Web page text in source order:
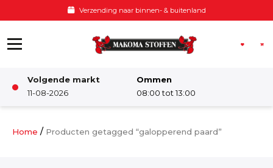
Verzending naar binnen- & buitenland
Volgende markt
11-08-2026
Ommen
08:00 tot 13:00
Damesstoffen
Home / Producten getagged “galopperend paard”